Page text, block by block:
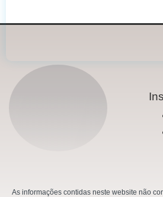
As informações contidas neste website não